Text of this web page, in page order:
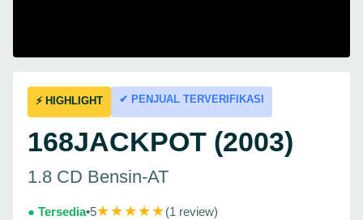
⚡ HIGHLIGHT ✔ PENJUAL TERVERIFIKASI
168JACKPOT (2003)
1.8 CD Bensin-AT
● Tersedia•5★★★★★(1 review)